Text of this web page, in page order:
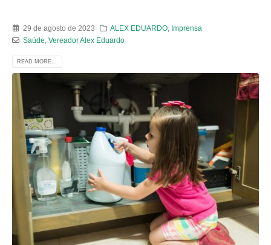
29 de agosto de 2023 ALEX EDUARDO Imprensa
Saúde Vereador Alex Eduardo
READ MORE...